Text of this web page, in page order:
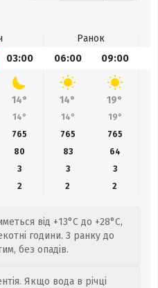
Ранок
03:00 06:00 09:00
14° 14° 19°
14° 14° 19°
765 765 765
80 83 64
3 3
3
2 2 2
від +13°C до +28°C,
години. З ранку до
без опадів.
Якщо вода в річці